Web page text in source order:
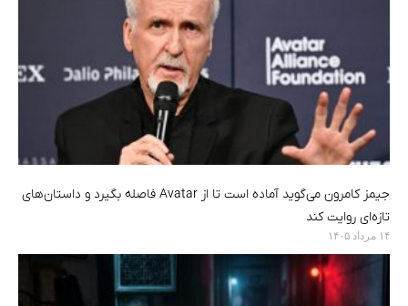
جیمز کامرون می‌گوید آماده است تا از Avatar فاصله بگیرد و داستان‌های
تازه‌ای روایت کند
۱۴ مرداد ۱۴۰۵